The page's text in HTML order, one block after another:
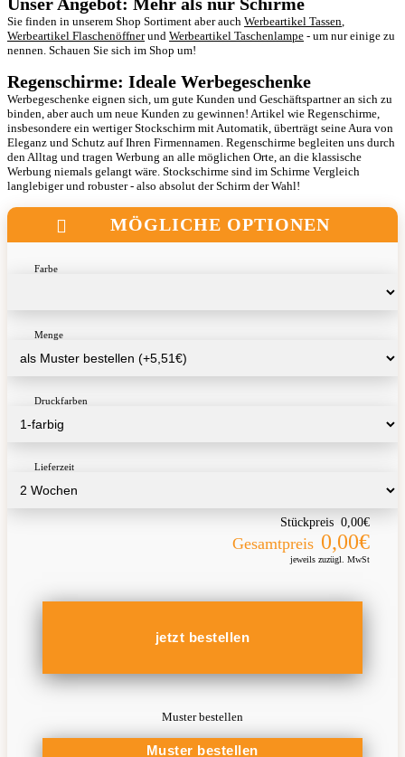
Sie finden in unserem Shop Sortiment aber auch Werbeartikel Tassen
Werbeartikel Flaschenöffnerund Werbeartikel Taschenlampe - um nur einige zu
nennen. Schauen Sie sich im Shop um!
Regenschirme: Ideale Werbegeschenke
Werbegeschenke eignen sich, um gute Kunden und Geschäftspartner an sich zu
binden, aber auch um neue Kunden zu gewinnen! Artikel wie Regenschirme,
insbesondere ein wertiger Stockschirm mit Automatik, überträgt seine Aura von
Eleganz und Schutz auf Ihren Firmennamen. Regenschirme begleiten uns durch
den Alltag und tragen Werbung an alle möglichen Orte, an die klassische
Werbung niemals gelangt wäre. Stockschirme sind im Schirme Vergleich
langlebiger und robuster - also absolut der Schirm der Wahl!
MÖGLICHE OPTIONEN
Farbe
Menge
Druckfarben
Lieferzeit
Stückpreis 0,00€
Gesamtpreis 0,00€
jeweils zuzügl. MwSt
Muster bestellen